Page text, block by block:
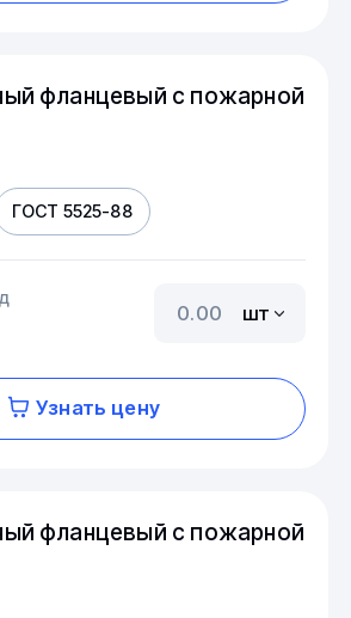
фланцевый с пожарной
ГОСТ 5525-88
шт
Узнать цену
фланцевый с пожарной